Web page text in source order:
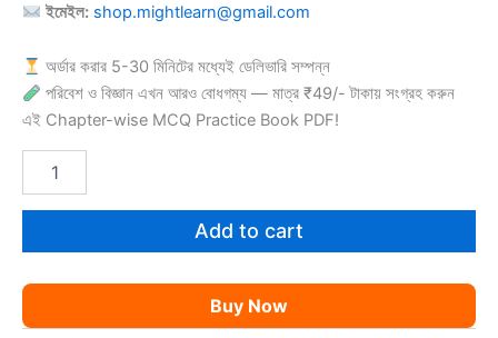
ইমেইল: shop.mightlearn@gmail.com
অর্ডার করার 5-30 মিনিটের মধ্যেই ডেলিভারি সম্পন্ন
পরিবেশ ও বিজ্ঞান এখন আরও বোধগম্য — মাত্র ₹49/- টাকায় সংগ্রহ করুন
এই Chapter-wise MCQ Practice Book PDF!
Class
MCQ's
BM
Add to cart
Buy Now